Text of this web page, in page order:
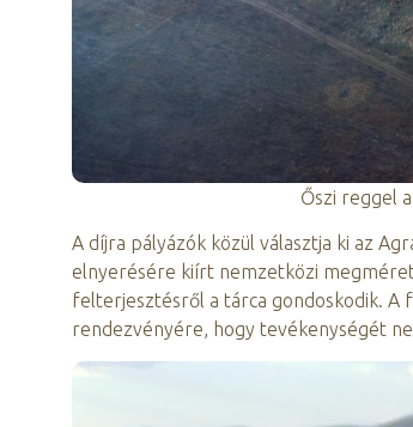
Őszi reggel
A díjra pályázók közül választja ki az
elnyerésére kiírt nemzetközi
felterjesztésről a tárca gondoskodik. A
rendezvényére, hogy tevékenységét